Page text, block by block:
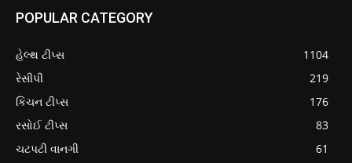
POPULAR CATEGORY
હેલ્થ ટીપ્સ
1104
રેસીપી
219
કિચન ટીપ્સ
176
રસોઈ ટીપ્સ
83
ચટપટી વાનગી
61